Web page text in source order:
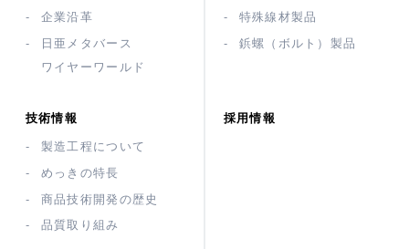
企業沿革
日亜メタバース
ワイヤーワールド
特殊線材製品
鋲螺（ボルト）製品
技術情報
製造工程について
めっきの特長
商品技術開発の歴史
品質取り組み
採用情報